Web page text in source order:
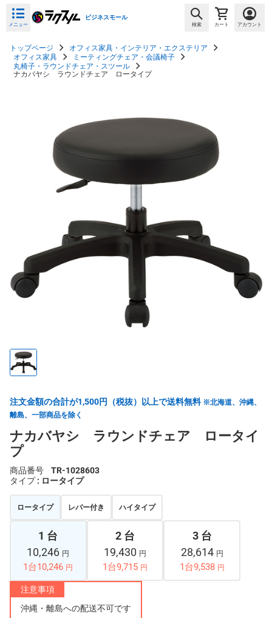
メニュー
ビジネスモール
検索 カート アカウント
トップページ
オフィス家具・インテリア・エクステリア
オフィス家具
ミーティングチェア・会議椅子
丸椅子・ラウンドチェア・スツール
ナカバヤシ ラウンドチェア ロータイプ
注文金額の合計が1,500円（税抜）以上で送料無料 ※北海道、沖縄、
離島、一部商品を除く
ナカバヤシ ラウンドチェア ロータイ
プ
商品番号
TR-1028603
タイプ: ロータイプ
ハイタイプ
ロータイプ レバー付き
1 台
10,246 円
1台10,246 円
2 台
19,430 円
1台9,715 円
3 台
28,614 円
1台9,538 円
注意事項
沖縄・離島への配送不可です